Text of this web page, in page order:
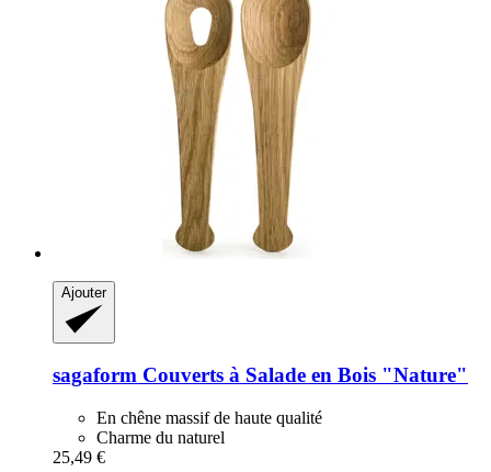
Ajouter
sagaform Couverts à Salade en Bois "Nature"
En chêne massif de haute qualité
Charme du naturel
25,49 €